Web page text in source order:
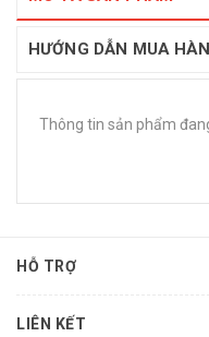
HƯỚNG DẪN MUA
Thông tin sản phẩm
HỖ TRỢ
LIÊN KẾT